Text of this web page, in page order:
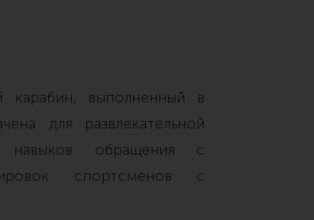
карабин, выполненный в
для развлекательной
навыков обращения с
спортсменов с